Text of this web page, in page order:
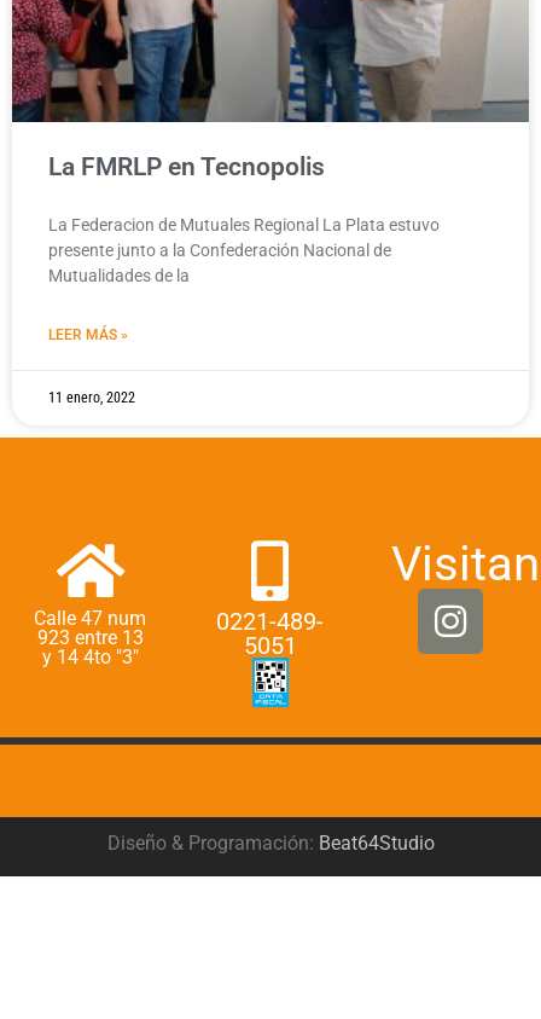
La FMRLP en Tecnopolis
La Federacion de Mutuales Regional La Plata estuvo
presente junto a la Confederación Nacional de
Mutualidades de la
LEER MÁS »
11 enero, 2022
Calle 47 num
923 entre 13
y 14 4to "3"
0221-489-
5051
Diseño & Programación: Beat64Studio